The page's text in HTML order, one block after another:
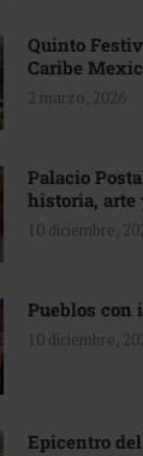
Quinto
Caribe
2 marzo, 2026
Palacio
historia, arte
10 diciembre,
Pueblos con
10 diciembre,
Epicentro